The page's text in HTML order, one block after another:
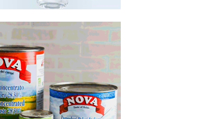
- 13:15 80
Media və Yayım Şurası
- 13:00 81
yüksək vəzifə